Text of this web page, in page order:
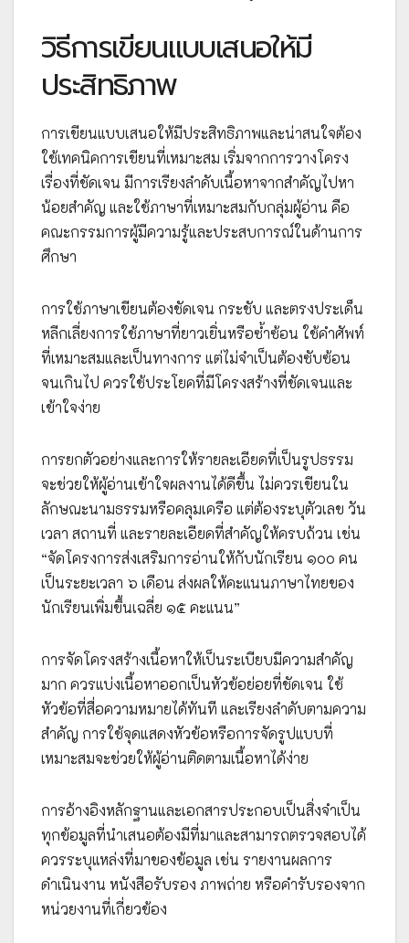
วิธีการเขียนแบบเสนอให้มี
ประสิทธิภาพ
การเขียนแบบเสนอให้มีประสิทธิภาพและน่าสนใจต้อง
ใช้เทคนิคการเขียนที่เหมาะสม เริ่มจากการวางโครง
เรื่องที่ชัดเจน มีการเรียงลำดับเนื้อหาจากสำคัญไปหา
น้อยสำคัญ และใช้ภาษาที่เหมาะสมกับกลุ่มผู้อ่าน คือ
คณะกรรมการผู้มีความรู้และประสบการณ์ในด้านการ
ศึกษา
การใช้ภาษาเขียนต้องชัดเจน กระชับ และตรงประเด็น
หลีกเลี่ยงการใช้ภาษาที่ยาวเยิ่นหรือซ้ำซ้อน ใช้คำศัพท์
ที่เหมาะสมและเป็นทางการ แต่ไม่จำเป็นต้องซับซ้อน
จนเกินไป ควรใช้ประโยคที่มีโครงสร้างที่ชัดเจนและ
เข้าใจง่าย
การยกตัวอย่างและการให้รายละเอียดที่เป็นรูปธรรม
จะช่วยให้ผู้อ่านเข้าใจผลงานได้ดีขึ้น ไม่ควรเขียนใน
ลักษณะนามธรรมหรือคลุมเครือ แต่ต้องระบุตัวเลข วัน
เวลา สถานที่ และรายละเอียดที่สำคัญให้ครบถ้วน เช่น
“จัดโครงการส่งเสริมการอ่านให้กับนักเรียน ๑๐๐ คน
เป็นระยะเวลา ๖ เดือน ส่งผลให้คะแนนภาษาไทยของ
นักเรียนเพิ่มขึ้นเฉลี่ย ๑๕ คะแนน”
การจัดโครงสร้างเนื้อหาให้เป็นระเบียบมีความสำคัญ
มาก ควรแบ่งเนื้อหาออกเป็นหัวข้อย่อยที่ชัดเจน ใช้
หัวข้อที่สื่อความหมายได้ทันที และเรียงลำดับตามความ
สำคัญ การใช้จุดแสดงหัวข้อหรือการจัดรูปแบบที่
เหมาะสมจะช่วยให้ผู้อ่านติดตามเนื้อหาได้ง่าย
การอ้างอิงหลักฐานและเอกสารประกอบเป็นสิ่งจำเป็น
ทุกข้อมูลที่นำเสนอต้องมีที่มาและสามารถตรวจสอบได้
ควรระบุแหล่งที่มาของข้อมูล เช่น รายงานผลการ
ดำเนินงาน หนังสือรับรอง ภาพถ่าย หรือคำรับรองจาก
หน่วยงานที่เกี่ยวข้อง